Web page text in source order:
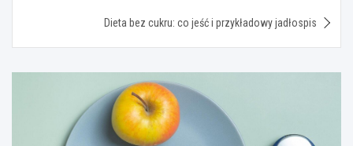
Dieta bez cukru: co jeść i przykładowy jadłospis